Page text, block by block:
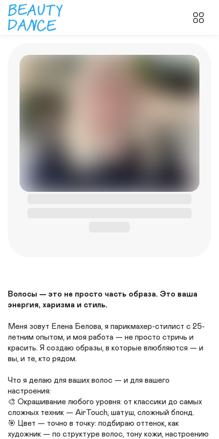
Волосы — это не просто часть образа. Это ваша
энергия, харизма и стиль.
Меня зовут Елена Белова, я парикмахер-стилист с 25-
летним опытом, и моя работа — не просто стричь и
красить. Я создаю образы, в которые влюбляются — и
вы, и те, кто рядом.
Что я делаю для ваших волос — и для вашего
настроения:
🎨 Окрашивание любого уровня: от классики до самых
сложных техник — AirTouch, шатуш, сложный блонд.
🎯 Цвет — точно в точку: подбираю оттенок, как
художник — по структуре волос, тону кожи, настроению